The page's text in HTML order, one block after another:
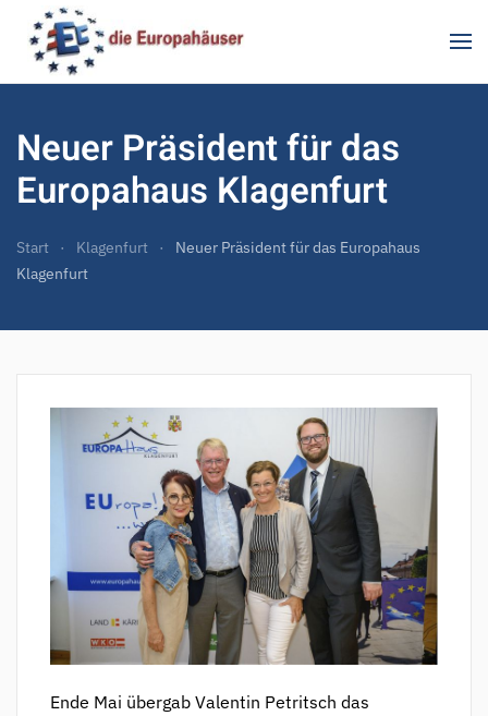
Zum Hauptinhalt springen
Neuer Präsident für das
Europahaus Klagenfurt
Start Klagenfurt
Neuer Präsident für das Europahaus
Klagenfurt
Ende Mai übergab Valentin Petritsch das